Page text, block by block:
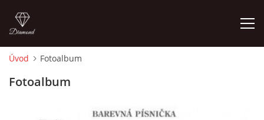
Úvod Fotoalbum
Fotoalbum